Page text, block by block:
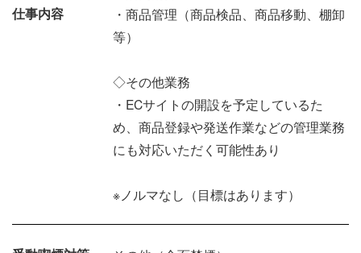
仕事内容
・商品管理（商品検品、商品移動、棚卸
等）
◇その他業務
・ECサイトの開設を予定しているた
め、商品登録や発送作業などの管理業務
にも対応いただく可能性あり
※ノルマなし（目標はあります）